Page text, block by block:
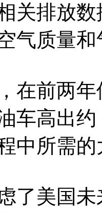
关排放
气质量
在前两
车高出
中所需
了美国